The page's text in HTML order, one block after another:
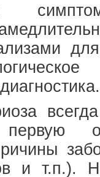
для
и т.п.).